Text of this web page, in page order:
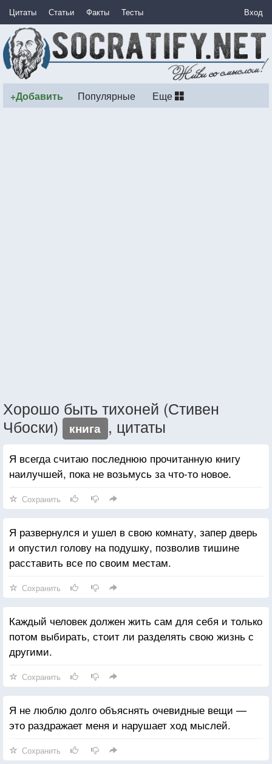
Цитаты Статьи Факты Тесты Вход
+Добавить Популярные Еще
Хорошо быть тихоней (Стивен
Чбоски)
книга , цитаты
Я всегда считаю последнюю прочитанную книгу
наилучшей, пока не возьмусь за что-то новое.
Сохранить
Я развернулся и ушел в свою комнату, запер дверь
и опустил голову на подушку, позволив тишине
расставить все по своим местам.
Сохранить
Каждый человек должен жить сам для себя и только
потом выбирать, стоит ли разделять свою жизнь с
другими.
Сохранить
Я не люблю долго объяснять очевидные вещи —
это раздражает меня и нарушает ход мыслей.
Сохранить